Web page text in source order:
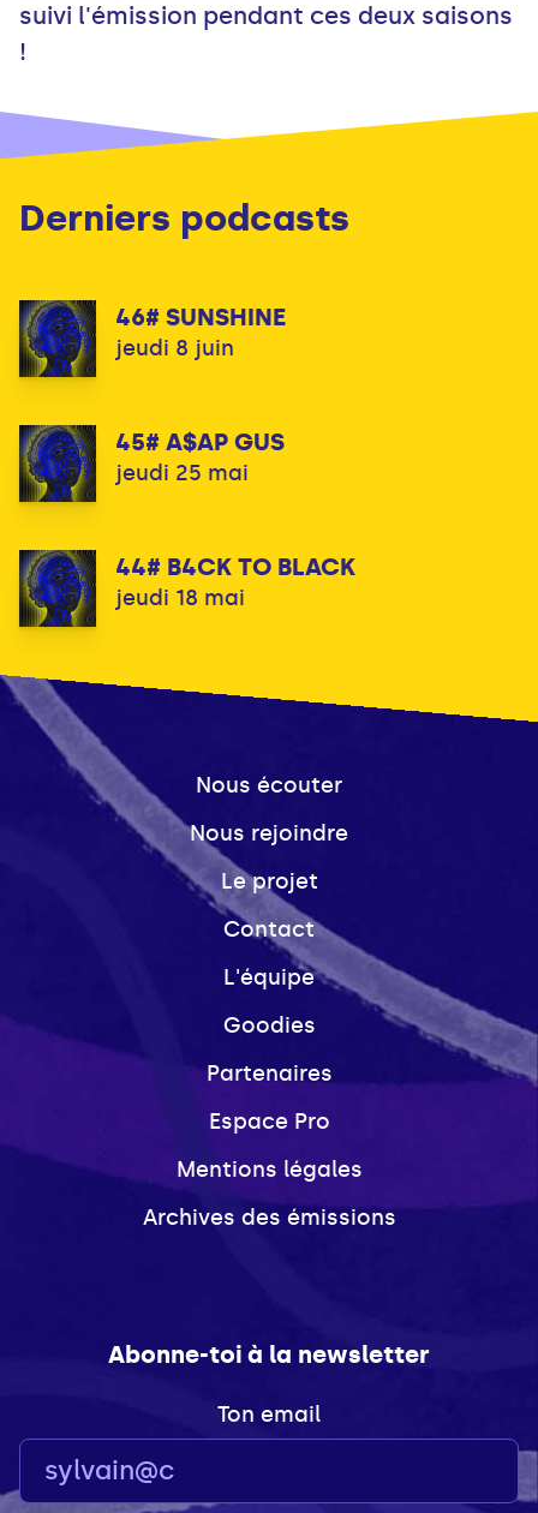
suivi l'émission pendant ces deux saisons
!
Derniers podcasts
46# SUNSHINE
jeudi 8 juin
45# A$AP GUS
jeudi 25 mai
44# B4CK TO BLACK
jeudi 18 mai
Nous écouter
Nous rejoindre
Le projet
Contact
L'équipe
Goodies
Partenaires
Espace Pro
Mentions légales
Archives des émissions
Abonne-toi à la newsletter
Ton email